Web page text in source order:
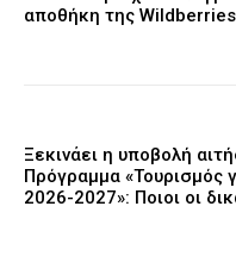
αποθήκη της Wildberries
Ξεκινάει η υποβολή
Πρόγραμμα «Τουρισμός
2026-2027»: Ποιοι οι